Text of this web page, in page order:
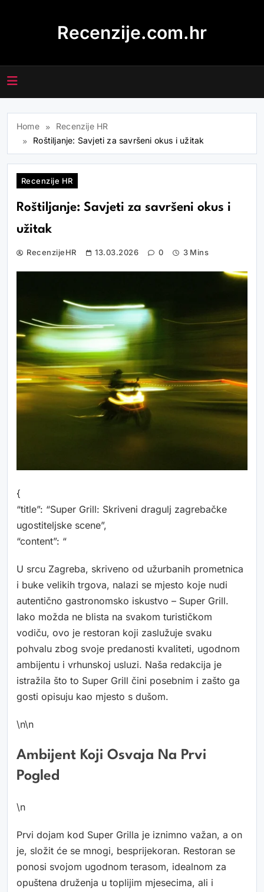
Recenzije.com.hr
Home
Recenzije HR
Roštiljanje: Savjeti za savršeni okus i užitak
Recenzije HR
Roštiljanje: Savjeti za savršeni okus i
užitak
RecenzijeHR 13.03.2026 0 3 Mins
{
“title”: “Super Grill: Skriveni dragulj zagrebačke
ugostiteljske scene”,
“content”: “
U srcu Zagreba, skriveno od užurbanih prometnica
i buke velikih trgova, nalazi se mjesto koje nudi
autentično gastronomsko iskustvo – Super Grill.
Iako možda ne blista na svakom turističkom
vodiču, ovo je restoran koji zaslužuje svaku
pohvalu zbog svoje predanosti kvaliteti, ugodnom
ambijentu i vrhunskoj usluzi. Naša redakcija je
istražila što to Super Grill čini posebnim i zašto ga
gosti opisuju kao mjesto s dušom.
\n\n
Ambijent Koji Osvaja Na Prvi
Pogled
\n
Prvi dojam kod Super Grilla je iznimno važan, a on
je, složit će se mnogi, besprijekoran. Restoran se
ponosi svojom ugodnom terasom, idealnom za
opuštena druženja u toplijim mjesecima, ali i